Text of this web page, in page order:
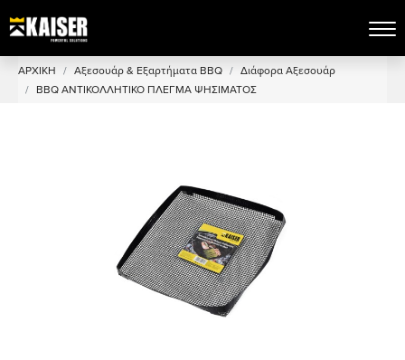
ΑΡΧΙΚΗ Αξεσουάρ & Εξαρτήματα BBQ
Διάφορα Αξεσουάρ
BBQ ΑΝΤΙΚΟΛΛΗΤΙΚΟ ΠΛΕΓΜΑ ΨΗΣΙΜΑΤΟΣ